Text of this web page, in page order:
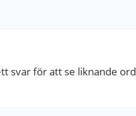
svar för att se liknande ord